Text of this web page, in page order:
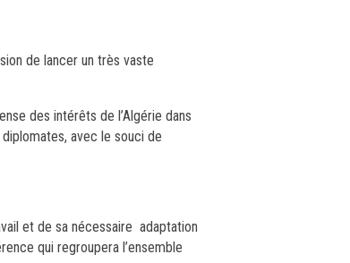
de lancer un très vaste
des intérêts de l’Algérie dans
avec le souci de
et de sa nécessaire adaptation
qui regroupera l’ensemble